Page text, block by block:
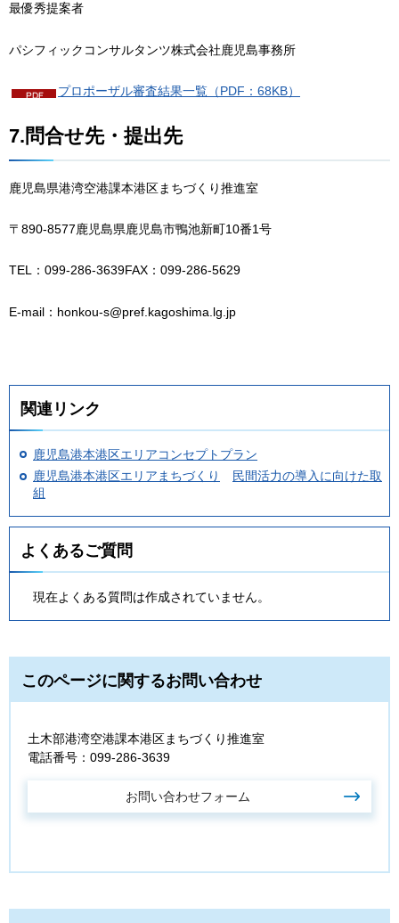
最優秀提案者
パシフィックコンサルタンツ株式会社鹿児島事務所
プロポーザル審査結果一覧（PDF：68KB）
7.問合せ先・提出先
鹿児島県港湾空港課本港区まちづくり推進室
〒890-8577鹿児島県鹿児島市鴨池新町10番1号
TEL：099-286-3639FAX：099-286-5629
E-mail：honkou-s@pref.kagoshima.lg.jp
関連リンク
鹿児島港本港区エリアコンセプトプラン
鹿児島港本港区エリアまちづくり
民間活力の導入に向けた取
組
よくあるご質問
現在よくある質問は作成されていません。
このページに関するお問い合わせ
土木部港湾空港課本港区まちづくり推進室
電話番号：099-286-3639